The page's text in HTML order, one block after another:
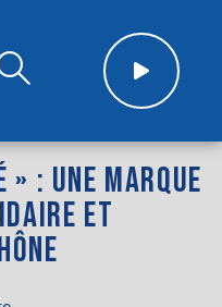
» : UNE MARQUE
ET